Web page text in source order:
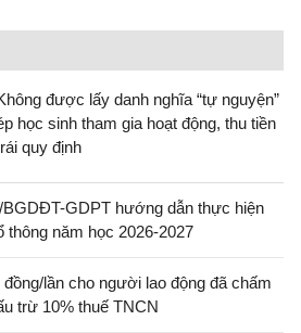
được lấy danh nghĩa “tự nguyện”
học sinh tham gia hoạt động, thu tiền
quy định
GDPT hướng dẫn thực hiện
thông năm học 2026-2027
lần cho người lao động đã chấm
trừ 10% thuế TNCN